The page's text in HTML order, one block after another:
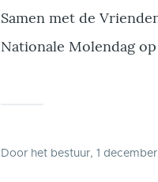
Samen met de
Nationale Molendag
Door het bestuur, 1